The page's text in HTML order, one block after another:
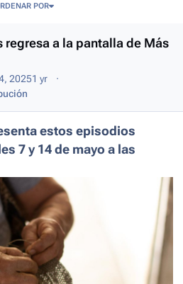
POR
regresa a la pantalla de Más
20251 yr
estos episodios
7 y 14 de mayo a las